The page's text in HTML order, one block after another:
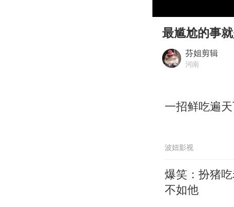
最尴尬的事
芬姐剪辑
河南
一招鲜吃遍
波妞影视
爆笑：扮猪
不如他